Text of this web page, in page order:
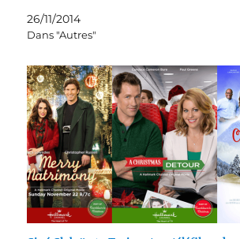
26/11/2014
Dans "Autres"